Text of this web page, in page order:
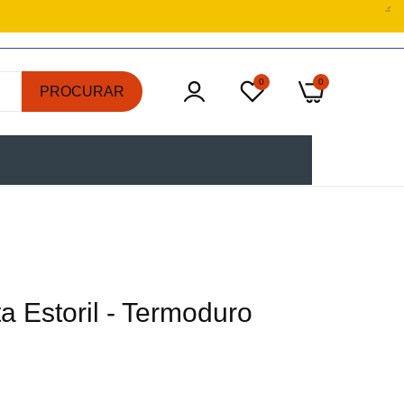
PROCURAR
0 0
Estoril - Termoduro